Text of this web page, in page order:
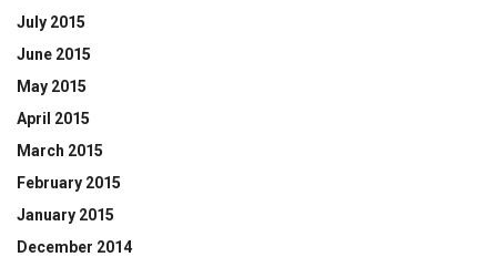
July 2015
June 2015
May 2015
April 2015
March 2015
February 2015
January 2015
December 2014